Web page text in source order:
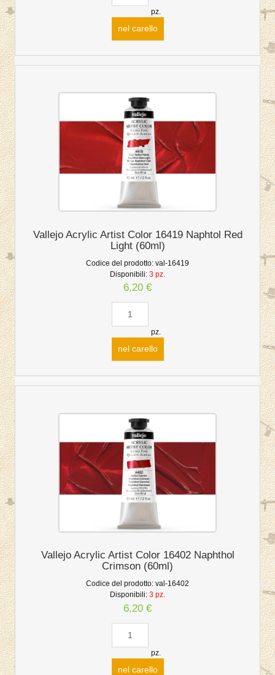
pz.
nel carello
Vallejo Acrylic Artist Color 16419 Naphtol Red
Light (60ml)
Codice del prodotto: val-16419
Disponibili: 3 pz.
6,20 €
pz.
nel carello
Vallejo Acrylic Artist Color 16402 Naphthol
Crimson (60ml)
Codice del prodotto: val-16402
Disponibili: 3 pz.
6,20 €
pz.
nel carello